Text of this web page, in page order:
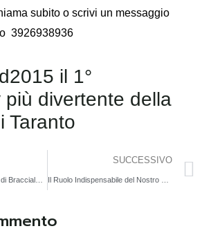
subito o scrivi un messaggio
3926938936
SUCCESSIVO